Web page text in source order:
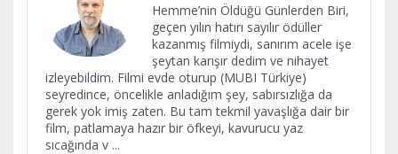
Hemme’nin Öldüğü Günlerden Biri,
geçen yılın hatırı sayılır ödüller
kazanmış filmiydi, sanırım acele işe
şeytan karışır dedim ve nihayet
izleyebildim. Filmi evde oturup (MUBI Türkiye)
seyredince, öncelikle anladığım şey, sabırsızlığa da
gerek yok imiş zaten. Bu tam tekmil yavaşlığa dair bir
film, patlamaya hazır bir öfkeyi, kavurucu yaz
sıcağında v ...